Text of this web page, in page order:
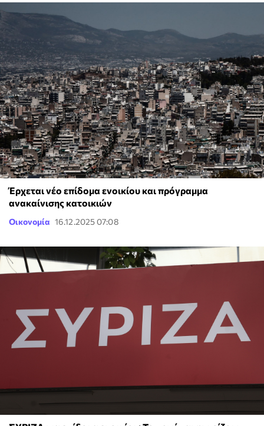
Έρχεται νέο επίδομα ενοικίου και πρόγραμμα
ανακαίνισης κατοικιών
Οικονομία 16.12.2025 07:08